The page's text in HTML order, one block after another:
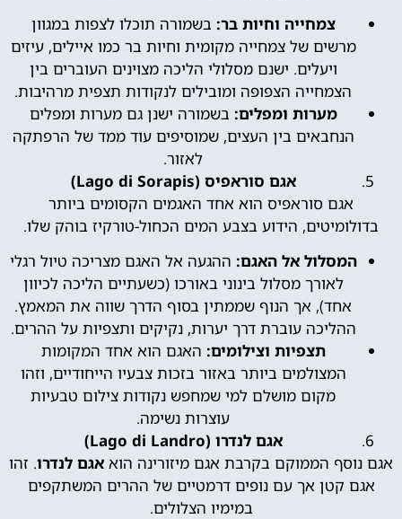
צמחייה וחיות בר: בשמורה תוכלו לצפות במגוון
מרשים של צמחייה מקומית וחיות בר כמו איילים, עיזים
ויעלים. ישנם מסלולי הליכה מצוינים העוברים בין
הצמחייה הצפופה ומובילים לנקודות תצפית מרהיבות.
מערות ומפלים: בשמורה ישנן גם מערות ומפלים
הנחבאים בין העצים, שמוסיפים עוד ממד של הרפתקה
לאזור.
אגם סוראפיס (Lago di Sorapis)
אגם סוראפיס הוא אחד האגמים הקסומים ביותר
בדולומיטים, הידוע בצבע המים הכחול-טורקיז בוהק שלו.
המסלול אל האגם: ההגעה אל האגם מצריכה טיול רגלי
לאורך מסלול בינוני באורכו (כשעתיים הליכה לכיוון
אחד), אך הנוף שממתין בסוף הדרך שווה את המאמץ.
ההליכה עוברת דרך יערות, נקיקים ותצפיות על ההרים.
תצפיות וצילומים: האגם הוא אחד המקומות
המצולמים ביותר באזור בזכות צבעיו הייחודיים, וזהו
מקום מושלם למי שמחפש נקודות צילום טבעיות
עוצרות נשימה.
אגם לנדרו (Lago di Landro)
אגם נוסף הממוקם בקרבת אגם מיזורינה הוא אגם לנדרו. זהו
אגם קטן אך עם נופים דרמטיים של ההרים המשתקפים
במימיו הצלולים.